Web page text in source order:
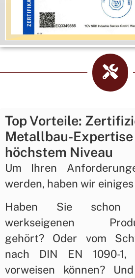
Top Vorteile:
Metallbau-
höchstem Niveau
Um Ihren
werden, haben wir
Haben Sie schon
werkseigenen
gehört? Oder vom
nach DIN EN 1090-
vorweisen können?